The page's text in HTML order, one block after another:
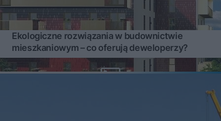
Ekologiczne rozwiązania w budownictwie
mieszkaniowym – co oferują deweloperzy?